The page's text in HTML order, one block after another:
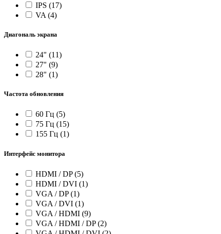
IPS (17)
VA (4)
Диагональ экрана
24" (11)
27" (9)
28" (1)
Частота обновления
60 Гц (5)
75 Гц (15)
155 Гц (1)
Интерфейс монитора
HDMI / DP(5)
HDMI / DVI (1)
VGA / DP(1)
VGA / DVI (1)
VGA / HDMI (9)
VGA / HDMI / DP(2)